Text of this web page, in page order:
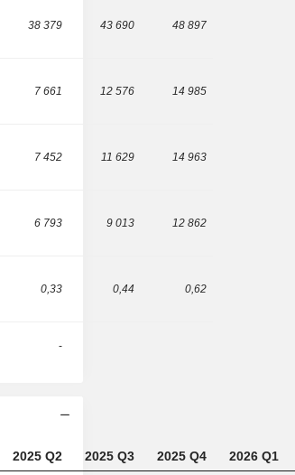
38 379 43 690 48 897
7 661 12 576 14 985
7 452 11 629 14 963
6 793 9 013 12 862
0,33 0,44 0,62
-
2025 Q2 2025 Q3 2025 Q4 2026 Q1